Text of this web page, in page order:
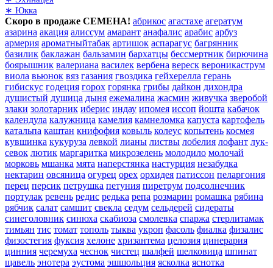
∗ Юкка
Скоро в продаже СЕМЕНА! абрикос агастахе агератум
азарина акация алиссум амарант анафалис арабис арбуз
армерия ароматныйтабак артишок аспарагус багрянник
базилик баклажан бальзамин бархатцы бессмертник бирючина
боярышник валериана василек вербена вереск вероникаструм
виола вьюнок вяз газания гвоздика гейхерелла герань
гибискус годеция горох горянка грибы дайкон дихондра
душистый душица дыня ежемалина жасмин живучка зверобой
злаки золотарник иберис индау ипомея иссоп йошта кабачок
календула калужница камелия камнеломка капуста картофель
катальпа каштан книфофия ковыль колеус копытень космея
кувшинка кукуруза левкой лианы листвы лобелия лофант лук-
севок лютик маргаритка микрозелень молодило молочай
морковь мшанка мята наперстянка настурция незабудка
нектарин овсяница огурец орех орхидея патиссон пеларгония
перец персик петрушка петуния пиретрум подсолнечник
портулак ревень редис редька репа розмарин ромашка рябина
рябчик салат самшит свекла седум сельдерей сидераты
синеголовник синюха скабиоза смолевка спаржа стерлитамак
тимьян тис томат тополь тыква укроп фасоль фиалка физалис
физостегия фуксия хелоне хризантема целозия цинерария
цинния черемуха чеснок чистец шалфей шелковица шпинат
щавель энотера эустома эшшольция ясколка яснотка